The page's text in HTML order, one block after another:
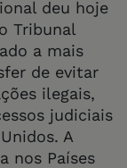
deu hoje
Tribunal
a mais
de evitar
ilegais,
judiciais
A
nos Países